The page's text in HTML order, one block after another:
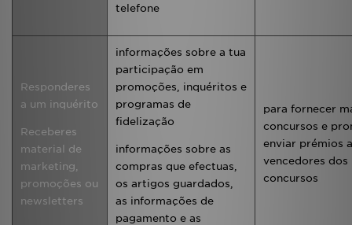
telefone
Responderes
a um inquérito
Receberes
material de
marketing,
promoções ou
newsletters
informações sobre a tua
participação em
promoções, inquéritos e
programas de
fidelização
informações sobre as
compras que efectuas,
os artigos guardados,
as informações de
pagamento e as
para fornecer
concursos e
enviar prémios
vencedores dos
concursos